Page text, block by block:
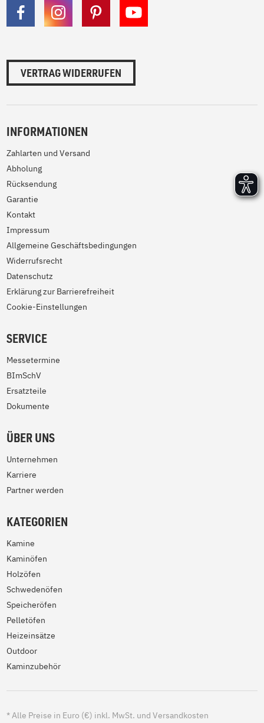
VERTRAG WIDERRUFEN
INFORMATIONEN
Zahlarten und Versand
Abholung
Rücksendung
Garantie
Kontakt
Impressum
Allgemeine Geschäftsbedingungen
Widerrufsrecht
Datenschutz
Erklärung zur Barrierefreiheit
Cookie-Einstellungen
SERVICE
Messetermine
BImSchV
Ersatzteile
Dokumente
ÜBER UNS
Unternehmen
Karriere
Partner werden
KATEGORIEN
Kamine
Kaminöfen
Holzöfen
Schwedenöfen
Speicheröfen
Pelletöfen
Heizeinsätze
Outdoor
Kaminzubehör
*Alle Preise in Euro (€) inkl. MwSt. und Versandkosten